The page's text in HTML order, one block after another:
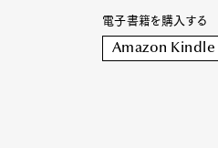
電子書籍を購入する
Amazon Kindle